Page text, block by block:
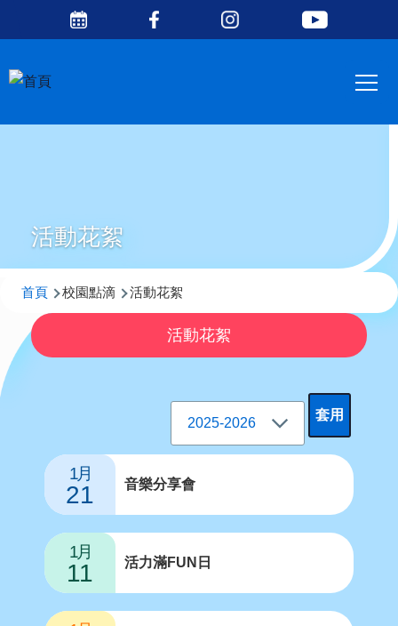
移至主內容
Media
活動花絮
導
航
連
首頁 校園點滴 活動花絮
活動花絮
1月
21 音樂分享會
1月
11 活力滿FUN日